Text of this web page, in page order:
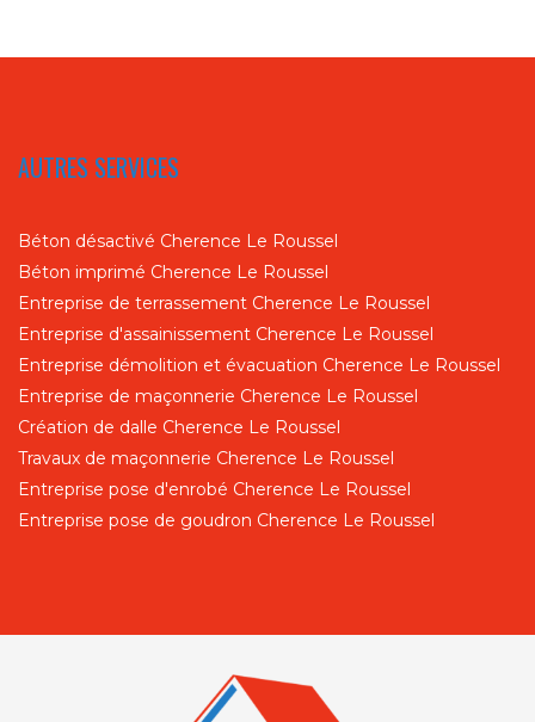
AUTRES SERVICES
Béton désactivé Cherence Le Roussel
Béton imprimé Cherence Le Roussel
Entreprise de terrassement Cherence Le Roussel
Entreprise d'assainissement Cherence Le Roussel
Entreprise démolition et évacuation Cherence Le Roussel
Entreprise de maçonnerie Cherence Le Roussel
Création de dalle Cherence Le Roussel
Travaux de maçonnerie Cherence Le Roussel
Entreprise pose d'enrobé Cherence Le Roussel
Entreprise pose de goudron Cherence Le Roussel